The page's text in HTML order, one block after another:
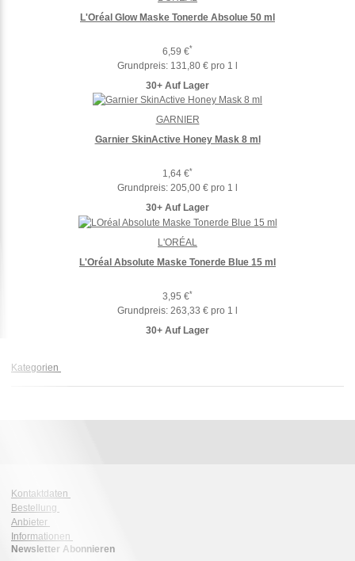
L'Oréal Glow Maske Tonerde Absolue 50 ml
6,59 €*
Grundpreis: 131,80 € pro 1 l
30+ Auf Lager
Garnier SkinActive Honey Mask 8 ml
1,64 €*
Grundpreis: 205,00 € pro 1 l
30+ Auf Lager
GARNIER
L'Oréal Absolute Maske Tonerde Blue 15 ml
3,95 €*
Grundpreis: 263,33 € pro 1 l
30+ Auf Lager
L'ORÉAL
Kategorien
Kontaktdaten
Bestellung
Anbieter
Informationen
Newsletter Abonnieren